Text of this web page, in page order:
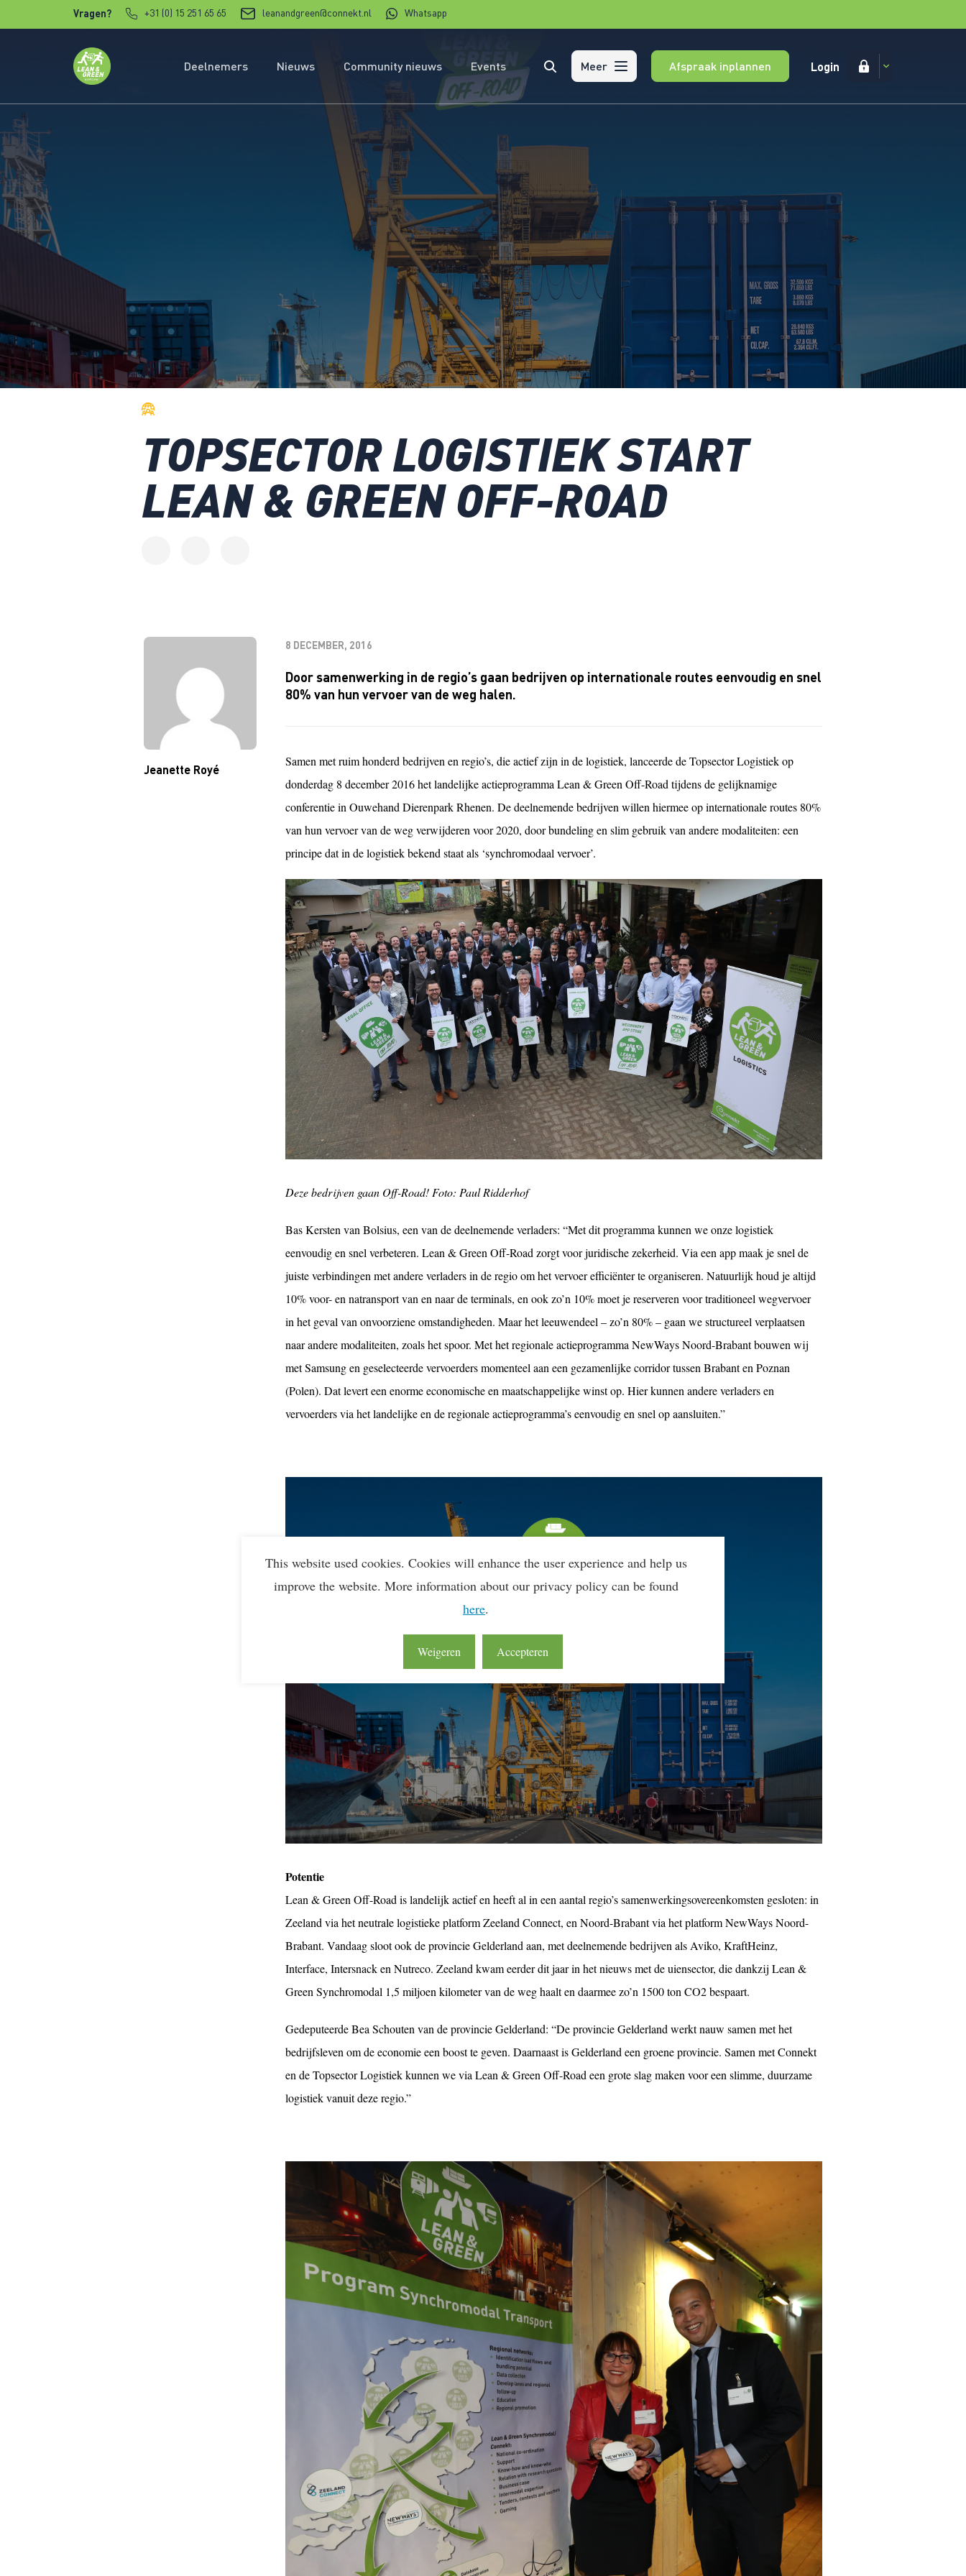
Verder naar contentVragen? +31 (0) 15 251 65 65 leanandgreen@connekt.nl Whatsapp
Deelnemers Nieuws Community nieuws EventsZoeken Meer Afspraak inplannen Login
TOPSECTOR LOGISTIEK START
LEAN & GREEN OFF-ROAD
Jeanette Royé
8 DECEMBER, 2016
Door samenwerking in de regio’s gaan bedrijven op internationale routes eenvoudig en snel
80% van hun vervoer van de weg halen.
Samen met ruim honderd bedrijven en regio’s, die actief zijn in de logistiek, lanceerde de Topsector Logistiek op
donderdag 8 december 2016 het landelijke actieprogramma Lean & Green Off-Road tijdens de gelijknamige
conferentie in Ouwehand Dierenpark Rhenen. De deelnemende bedrijven willen hiermee op internationale routes 80%
van hun vervoer van de weg verwijderen voor 2020, door bundeling en slim gebruik van andere modaliteiten: een
principe dat in de logistiek bekend staat als ‘synchromodaal vervoer’.
Deze bedrijven gaan Off-Road! Foto: Paul Ridderhof
Bas Kersten van Bolsius, een van de deelnemende verladers: “Met dit programma kunnen we onze logistiek
eenvoudig en snel verbeteren. Lean & Green Off-Road zorgt voor juridische zekerheid. Via een app maak je snel de
juiste verbindingen met andere verladers in de regio om het vervoer efficiënter te organiseren. Natuurlijk houd je altijd
10% voor- en natransport van en naar de terminals, en ook zo’n 10% moet je reserveren voor traditioneel wegvervoer
in het geval van onvoorziene omstandigheden. Maar het leeuwendeel – zo’n 80% – gaan we structureel verplaatsen
naar andere modaliteiten, zoals het spoor. Met het regionale actieprogramma NewWays Noord-Brabant bouwen wij
met Samsung en geselecteerde vervoerders momenteel aan een gezamenlijke corridor tussen Brabant en Poznan
(Polen). Dat levert een enorme economische en maatschappelijke winst op. Hier kunnen andere verladers en
vervoerders via het landelijke en de regionale actieprogramma’s eenvoudig en snel op aansluiten.”
Potentie
Lean & Green Off-Road is landelijk actief en heeft al in een aantal regio’s samenwerkingsovereenkomsten gesloten: in
Zeeland via het neutrale logistieke platform Zeeland Connect, en Noord-Brabant via het platform NewWays Noord-
Brabant. Vandaag sloot ook de provincie Gelderland aan, met deelnemende bedrijven als Aviko, KraftHeinz,
Interface, Intersnack en Nutreco. Zeeland kwam eerder dit jaar in het nieuws met de uiensector, die dankzij Lean &
Green Synchromodal 1,5 miljoen kilometer van de weg haalt en daarmee zo’n 1500 ton CO2 bespaart.
Gedeputeerde Bea Schouten van de provincie Gelderland: “De provincie Gelderland werkt nauw samen met het
bedrijfsleven om de economie een boost te geven. Daarnaast is Gelderland een groene provincie. Samen met Connekt
en de Topsector Logistiek kunnen we via Lean & Green Off-Road een grote slag maken voor een slimme, duurzame
logistiek vanuit deze regio.”
This website used cookies. Cookies will enhance the user experience and help us
improve the website. More information about our privacy policy can be found
here.
Weigeren Accepteren